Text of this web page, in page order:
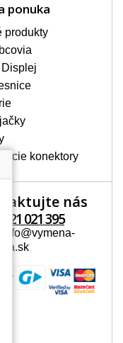
alebo
nesvietiaci
displeje, ktoré
A+ bez chybných
modelu
spodnej
alebo pod
na
prípade,
dohľadáte
z
štítku pri
ponuka
produkty
Displej
konektory
nás
021 395
info@vymena-